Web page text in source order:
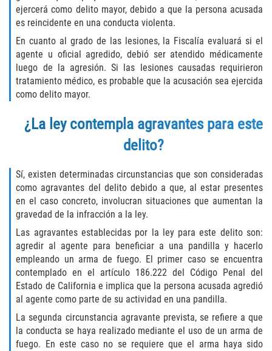
DUI Causando Lesiones
DUI con Pasajeros Menores de 14
Años
DUI en Menores de Edad
Tercera Ofensa de DUI
California
Violencia Doméstica
Abuso de Ancianos y Adultos
Dependientes
Acecho
Amenazas Criminales
Agresión Doméstica
ejercerá como delito mayor, debido a que la persona acusada
es reincidente en una conducta violenta.
En cuanto al grado de las lesiones, la Fiscalía evaluará si el
agente u oficial agredido, debió ser atendido médicamente
luego de la agresión. Si las lesiones causadas requirieron
tratamiento médico, es probable que la acusación sea ejercida
como delito mayor.
¿La ley contempla agravantes para este
delito?
Sí, existen determinadas circunstancias que son consideradas
como agravantes del delito debido a que, al estar presentes
en el caso concreto, involucran situaciones que aumentan la
gravedad de la infracción a la ley.
Las agravantes establecidas por la ley para este delito son:
agredir al agente para beneficiar a una pandilla y hacerlo
empleando un arma de fuego. El primer caso se encuentra
contemplado en el artículo 186.222 del Código Penal del
Estado de California e implica que la persona acusada agredió
al agente como parte de su actividad en una pandilla.
La segunda circunstancia agravante prevista, se refiere a que
la conducta se haya realizado mediante el uso de un arma de
fuego. En este caso no se requiere que el arma haya sido